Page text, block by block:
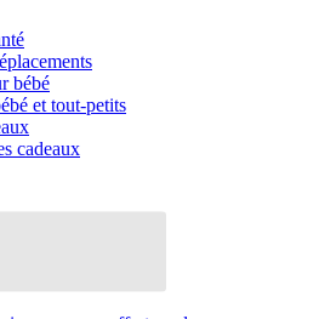
bébé
et tout-petits
cadeaux